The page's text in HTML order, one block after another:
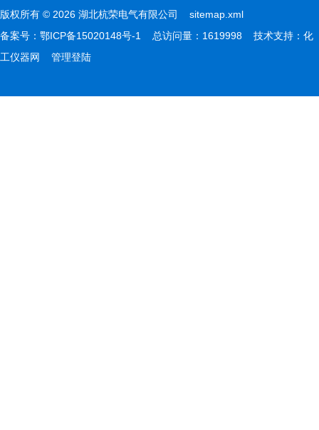
版权所有 © 2026 湖北杭荣电气有限公司 sitemap.xml
备案号： 鄂ICP备15020148号-1 总访问量：1619998 技术支持： 化
工仪器网
管理登陆